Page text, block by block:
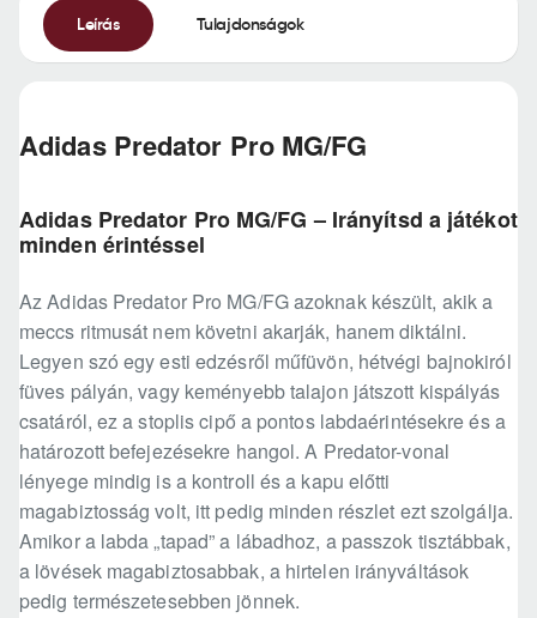
Leírás Tulajdonságok
Adidas Predator Pro MG/FG
Adidas Predator Pro MG/FG – Irányítsd a játékot
minden érintéssel
Az Adidas Predator Pro MG/FG azoknak készült, akik a
meccs ritmusát nem követni akarják, hanem diktálni.
Legyen szó egy esti edzésről műfüvön, hétvégi bajnokiról
füves pályán, vagy keményebb talajon játszott kispályás
csatáról, ez a stoplis cipő a pontos labdaérintésekre és a
határozott befejezésekre hangol. A Predator-vonal
lényege mindig is a kontroll és a kapu előtti
magabiztosság volt, itt pedig minden részlet ezt szolgálja.
Amikor a labda „tapad” a lábadhoz, a passzok tisztábbak,
a lövések magabiztosabbak, a hirtelen irányváltások
pedig természetesebben jönnek.